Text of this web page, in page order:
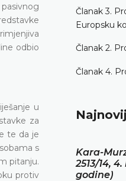
odbio
u
za
te da je
s
pitanju.
protiv
Članak 3.
Europsku
Članak 2.
Članak 4.
Kara-
2513/14,
godine)